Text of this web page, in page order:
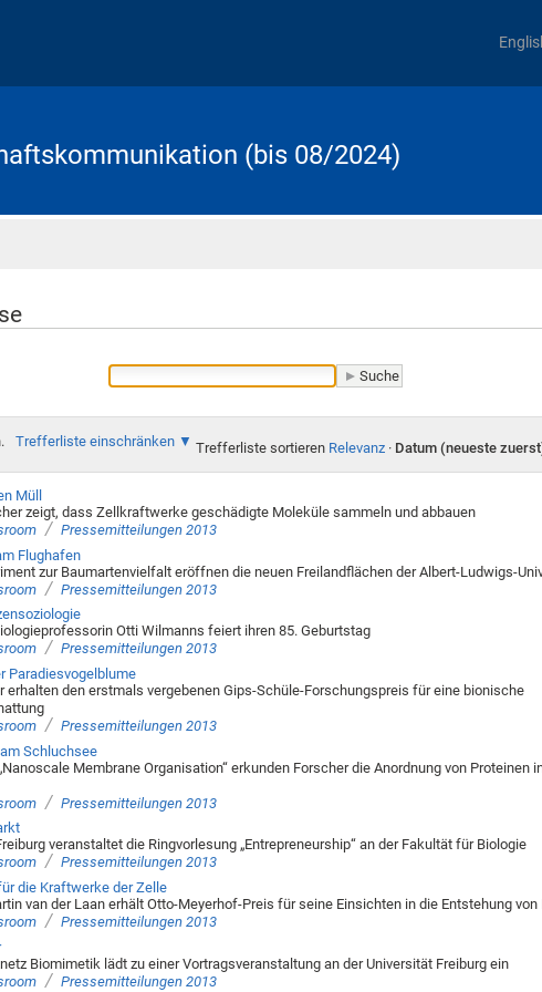
(bis 08/2024)
Trefferliste einschränken Trefferliste sortieren Relevanz · Datum (neueste
Müll
zeigt, dass Zellkraftwerke geschädigte Moleküle sammeln und abbauen
/ Pressemitteilungen 2013
Flughafen
zur Baumartenvielfalt eröffnen die neuen Freilandflächen der Albert-Ludwigs-
/ Pressemitteilungen 2013
Otti Wilmanns feiert ihren 85. Geburtstag
/ Pressemitteilungen 2013
Paradiesvogelblume
den erstmals vergebenen Gips-Schüle-Forschungspreis für eine bionische
/ Pressemitteilungen 2013
Schluchsee
Membrane Organisation“ erkunden Forscher die Anordnung von Proteinen
/ Pressemitteilungen 2013
veranstaltet die Ringvorlesung „Entrepreneurship“ an der Fakultät für Biologie
/ Pressemitteilungen 2013
die Kraftwerke der Zelle
van der Laan erhält Otto-Meyerhof-Preis für seine Einsichten in die Entstehung
/ Pressemitteilungen 2013
Biomimetik lädt zu einer Vortragsveranstaltung an der Universität Freiburg ein
/ Pressemitteilungen 2013